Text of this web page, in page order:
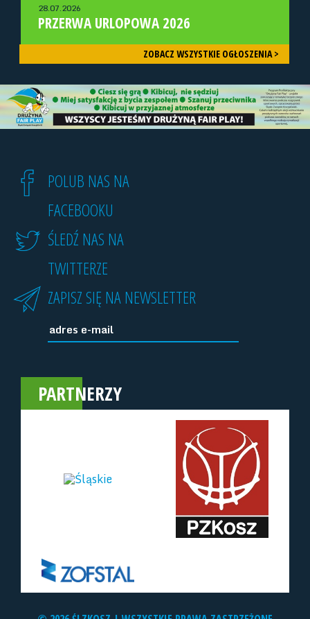
28.07.2026
PRZERWA URLOPOWA 2026
ZOBACZ WSZYSTKIE OGŁOSZENIA >
POLUB NAS NA
FACEBOOKU
ŚLEDŹ NAS NA
TWITTERZE
ZAPISZ SIĘ NA NEWSLETTER
PARTNERZY